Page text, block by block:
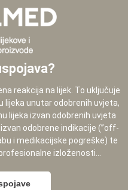
reakcija na lijek. To uključuje
lijeka unutar odobrenih uvjeta,
lijeka izvan odobrenih uvjeta
odobrene indikacije (”off-
i medikacijske pogreške) te
izloženosti...